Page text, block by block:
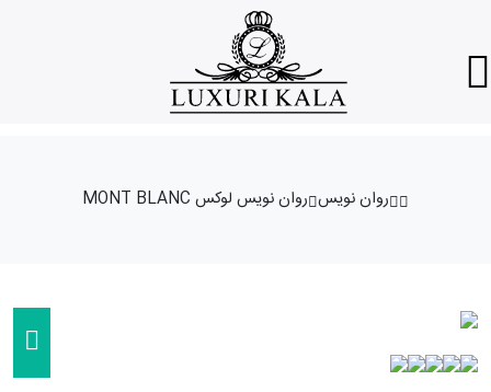
روان نویس روان نویس لوکس MONT BLANC